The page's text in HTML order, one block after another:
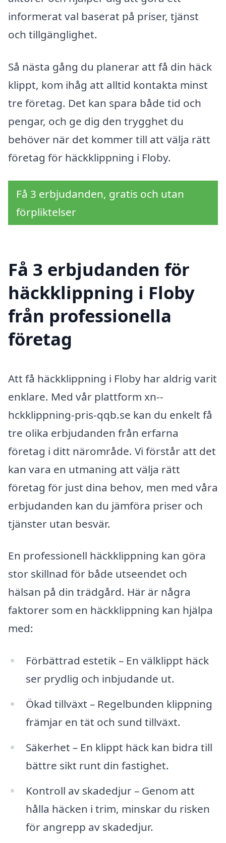
informerat val baserat på priser, tjänst
och tillgänglighet.
Så nästa gång du planerar att få din häck
klippt, kom ihåg att alltid kontakta minst
tre företag. Det kan spara både tid och
pengar, och ge dig den trygghet du
behöver när det kommer till att välja rätt
företag för häckklippning i Floby.
Få 3 erbjudanden, gratis och utan
förpliktelser
Få 3 erbjudanden för
häckklippning i Floby
från professionella
företag
Att få häckklippning i Floby har aldrig varit
enklare. Med vår plattform xn--
hckklippning-pris-qqb.se kan du enkelt få
tre olika erbjudanden från erfarna
företag i ditt närområde. Vi förstår att det
kan vara en utmaning att välja rätt
företag för just dina behov, men med våra
erbjudanden kan du jämföra priser och
tjänster utan besvär.
En professionell häckklippning kan göra
stor skillnad för både utseendet och
hälsan på din trädgård. Här är några
faktorer som en häckklippning kan hjälpa
med:
Förbättrad estetik – En välklippt häck
ser prydlig och inbjudande ut.
Ökad tillväxt – Regelbunden klippning
främjar en tät och sund tillväxt.
Säkerhet – En klippt häck kan bidra till
bättre sikt runt din fastighet.
Kontroll av skadedjur – Genom att
hålla häcken i trim, minskar du risken
för angrepp av skadedjur.